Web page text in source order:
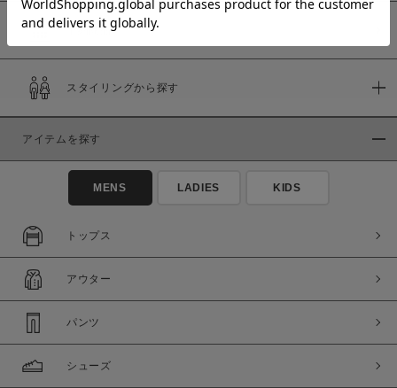
商品タイプ
通常商品
セール価格
在庫
在庫あり
予約商品
スタイリングから探す
アイテムを探す
MENS LADIES KIDS
トップス
アウター
パンツ
シューズ